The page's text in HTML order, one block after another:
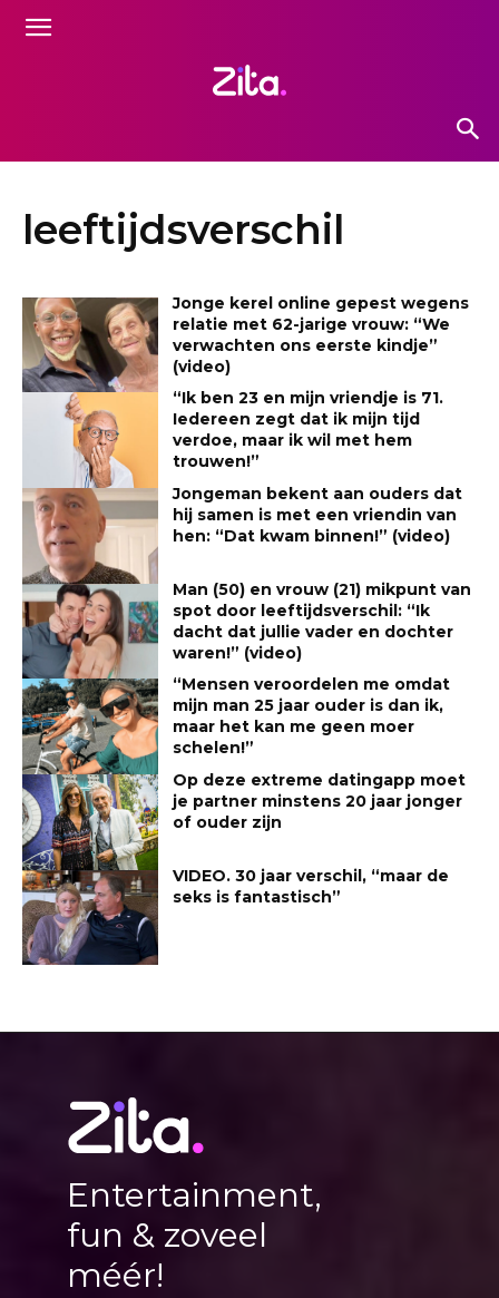
leeftijdsverschil
Jonge kerel online gepest wegens
relatie met 62-jarige vrouw: “We
verwachten ons eerste kindje”
(video)
“Ik ben 23 en mijn vriendje is 71.
Iedereen zegt dat ik mijn tijd
verdoe, maar ik wil met hem
trouwen!”
Jongeman bekent aan ouders dat
hij samen is met een vriendin van
hen: “Dat kwam binnen!” (video)
Man (50) en vrouw (21) mikpunt van
spot door leeftijdsverschil: “Ik
dacht dat jullie vader en dochter
waren!” (video)
“Mensen veroordelen me omdat
mijn man 25 jaar ouder is dan ik,
maar het kan me geen moer
schelen!”
Op deze extreme datingapp moet
je partner minstens 20 jaar jonger
of ouder zijn
VIDEO. 30 jaar verschil, “maar de
seks is fantastisch”
Entertainment,
fun & zoveel
méér!